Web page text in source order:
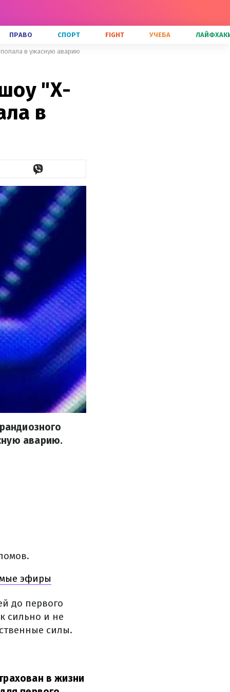
ПРАВО СПОРТ FIGHT УЧЕБА
в ужасную аварию
"Х-
в
аварию.
эфиры
до первого
сильно и не
силы.
в жизни